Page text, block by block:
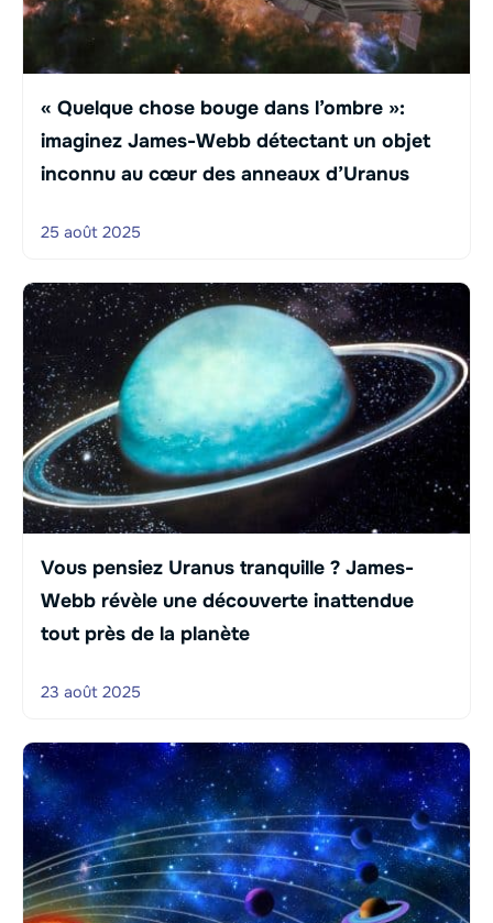
« Quelque chose bouge dans l’ombre »:
imaginez James-Webb détectant un objet
inconnu au cœur des anneaux d’Uranus
25 août 2025
Vous pensiez Uranus tranquille ? James-
Webb révèle une découverte inattendue
tout près de la planète
23 août 2025